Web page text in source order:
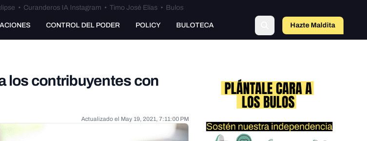
• Curanderos IA Instagram • Timo José Elías • Bulos
CONTROL DEL PODER POLICY BULOTECA Hazte Maldito
los contribuyentes con
Actualizado el May 19, 2021, 7:11:00 PM